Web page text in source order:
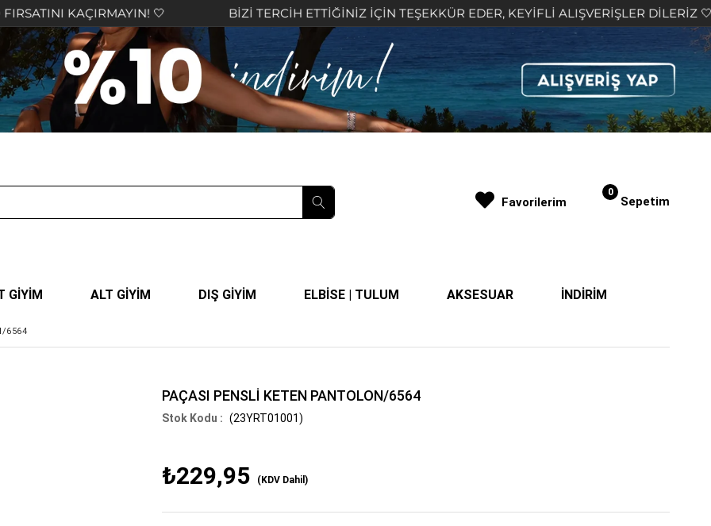
🤍 BİZİ TERCİH ETTİĞİNİZ İÇİN TEŞEKKÜR EDER, KEYİFLİ ALIŞVERİŞLER DİLERİZ 🤍
Sepetim
0
GİYİM ALT GİYİM DIŞ GİYİM ELBİSE | TULUM AKSESUAR İNDİRİM
Favorilerim
6564
PAÇASI PENSLİ KETEN PANTOLON/6564
(23YRT01001)
₺229,95 (KDV Dahil)